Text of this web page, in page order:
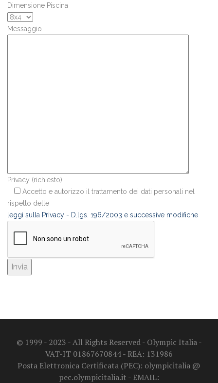
Dimensione Piscina
Messaggio
Privacy (richiesto)
Accetto e autorizzo il trattamento dei dati personali nel
rispetto delle
leggi sulla Privacy - D.lgs. 196/2003 e successive modifiche
© 1999 - 2023 - All Rights Reserved - Olympic Italia -
VAT-IT 01867670844 - REA: 131986
Posta Elettronica Certificata (PEC): olympicitalia @
pec.olympicitalia.it - EMAIL: